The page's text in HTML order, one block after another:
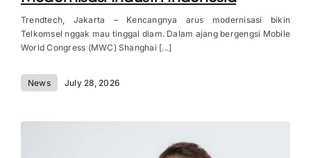
Trendtech, Jakarta – Kencangnya arus modernisasi bikin
Telkomsel nggak mau tinggal diam. Dalam ajang bergengsi Mobile
World Congress (MWC) Shanghai [...]
News July 28, 2026